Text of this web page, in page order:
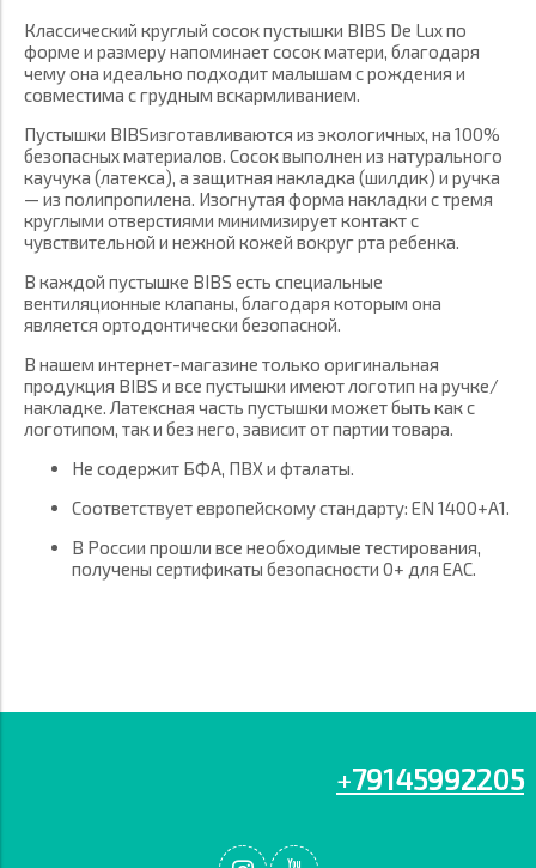
Классический круглый сосок пустышки BIBS De Lux по
форме и размеру напоминает сосок матери, благодаря
чему она идеально подходит малышам с рождения и
совместима с грудным вскармливанием.
Пустышки BIBSизготавливаются из экологичных, на 100%
безопасных материалов. Сосок выполнен из натурального
каучука (латекса), а защитная накладка (шилдик) и ручка
— из полипропилена. Изогнутая форма накладки с тремя
круглыми отверстиями минимизирует контакт с
чувствительной и нежной кожей вокруг рта ребенка.
В каждой пустышке BIBS есть специальные
вентиляционные клапаны, благодаря которым она
является ортодонтически безопасной.
В нашем интернет-магазине только оригинальная
продукция BIBS и все пустышки имеют логотип на ручке/
накладке. Латексная часть пустышки может быть как с
логотипом, так и без него, зависит от партии товара.
Не содержит БФА, ПВХ и фталаты.
Соответствует европейскому стандарту: EN 1400+A1.
В России прошли все необходимые тестирования,
получены сертификаты безопасности 0+ для EAC.
+79145992205